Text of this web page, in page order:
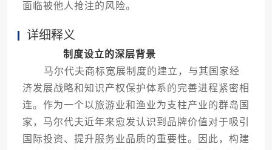
面临被他人抢注的风险。
详细释义
制度设立的深层背景
马尔代夫商标宽展制度的建立，与其国家经
济发展战略和知识产权保护体系的完善进程紧密相
连。作为一个以旅游业和渔业为支柱产业的群岛国
家，马尔代夫近年来愈发认识到品牌价值对于吸引
国际投资、提升服务业品质的重要性。因此，构建